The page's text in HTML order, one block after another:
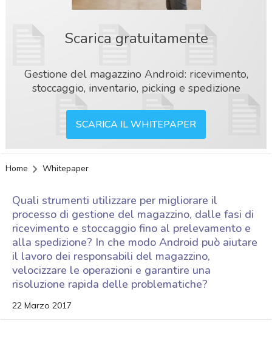
Scarica gratuitamente
Gestione del magazzino Android: ricevimento,
stoccaggio, inventario, picking e spedizione
SCARICA IL WHITEPAPER
Home Whitepaper
Quali strumenti utilizzare per migliorare il
processo di gestione del magazzino, dalle fasi di
ricevimento e stoccaggio fino al prelevamento e
alla spedizione? In che modo Android può aiutare
il lavoro dei responsabili del magazzino,
velocizzare le operazioni e garantire una
risoluzione rapida delle problematiche?
22 Marzo 2017